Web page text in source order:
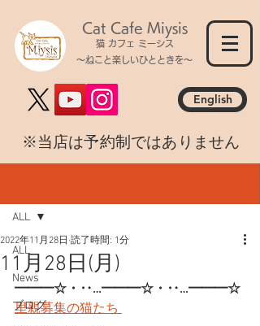
Cat Cafe Miysis
猫 カフェ ミーシス
～ねこと楽しいひとときを～
English
​※当店は予約制ではありません
ALL
News
ブログ
ALL
11月28日(月)
2022年11月28日 読了時間: 1分
━━━☆・‥…━━━☆・‥…━━━☆
里親募集の猫たち